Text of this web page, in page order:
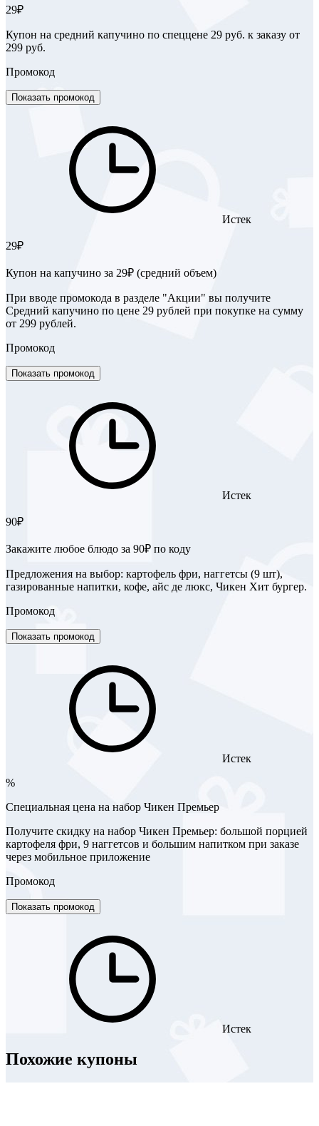
29₽
Купон на средний капучино по спеццене 29 руб. к заказу от
299 руб.
Промокод
Показать промокод
Истек
29₽
Купон на капучино за 29₽ (средний объем)
При вводе промокода в разделе "Акции" вы получите
Средний капучино по цене 29 рублей при покупке на сумму
от 299 рублей.
Промокод
Показать промокод
Истек
90₽
Закажите любое блюдо за 90₽ по коду
Предложения на выбор: картофель фри, наггетсы (9 шт),
газированные напитки, кофе, айс де люкс, Чикен Хит бургер.
Промокод
Показать промокод
Истек
%
​Специальная цена на набор Чикен Премьер
Получите скидку на набор Чикен Премьер: большой порцией
картофеля фри, 9 наггетсов и большим напитком при заказе
через мобильное приложение
Промокод
Показать промокод
Истек
Похожие купоны